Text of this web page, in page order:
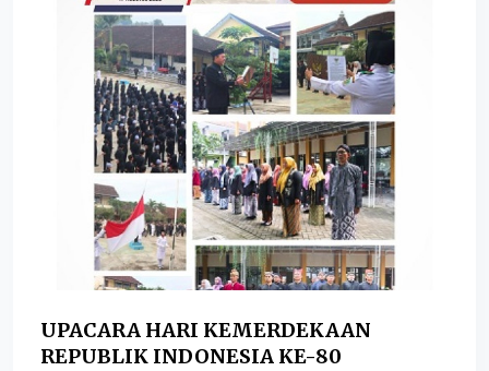
UPACARA HARI KEMERDEKAAN
REPUBLIK INDONESIA KE-80